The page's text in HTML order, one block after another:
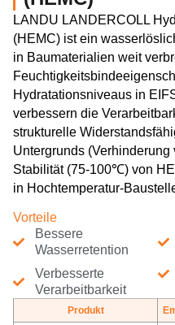
LANDU LANDERCOLL
(HEMC) ist ein
in Baumaterialien weit
Hydratationsniveaus in
verbessern die
strukturelle
Untergrunds
Stabilität (75-100℃) von
in Hochtemperatur-
Vorteile
Bessere
Wasserretention
Verbesserte
Verarbeitbarkeit
Produkt